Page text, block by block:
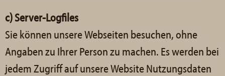
c) Server-Logfiles
Sie können unsere Webseiten besuchen, ohne
Angaben zu Ihrer Person zu machen. Es werden bei
jedem Zugriff auf unsere Website Nutzungsdaten